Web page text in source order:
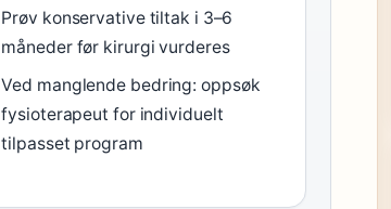
Prøv konservative tiltak i 3–6
måneder før kirurgi vurderes
Ved manglende bedring: oppsøk
fysioterapeut for individuelt
tilpasset program